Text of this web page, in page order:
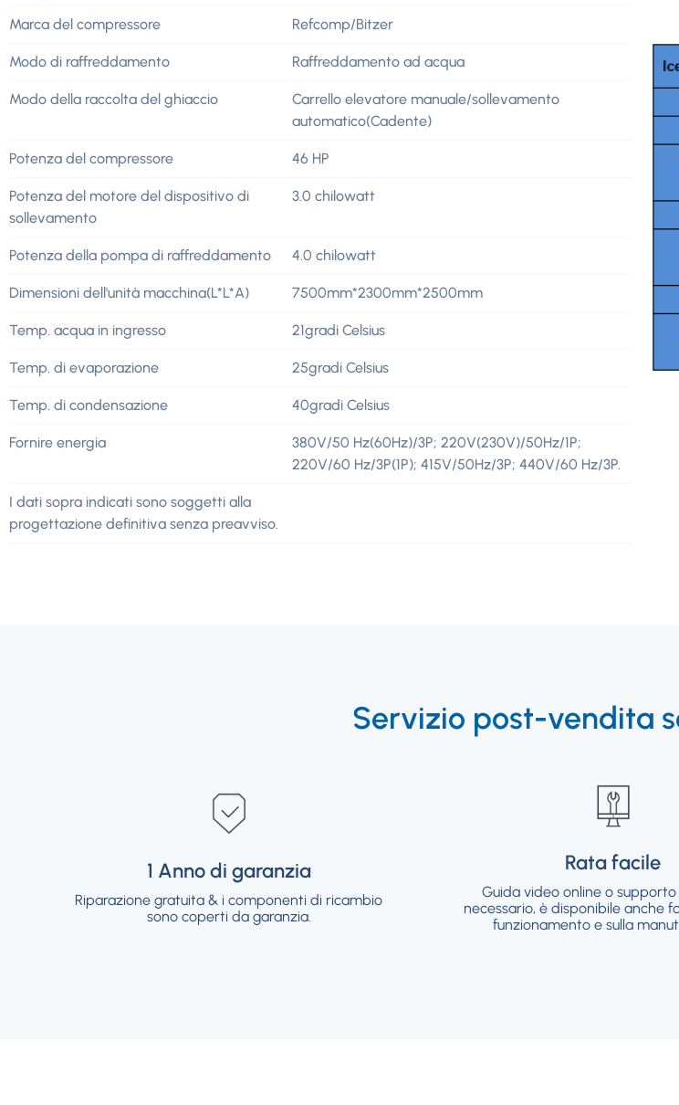
Marca del compressore Refcomp/Bitzer
Modo di raffreddamento Raffreddamento ad acqua
Modo della raccolta del ghiaccio
Carrello elevatore manuale/sollevamento
automatico(Cadente)
Potenza del compressore 46 HP
Potenza del motore del dispositivo di
sollevamento
3.0 chilowatt
Potenza della pompa di raffreddamento 4.0 chilowatt
Dimensioni dell'unità macchina(L*L*A) 7500mm*2300mm*2500mm
Temp. acqua in ingresso 21gradi Celsius
Temp. di evaporazione 25gradi Celsius
Temp. di condensazione 40gradi Celsius
Fornire energia
380V/50 Hz(60Hz)/3P; 220V(230V)/50Hz/1P;
220V/60 Hz/3P(1P); 415V/50Hz/3P; 440V/60 Hz/3P.
I dati sopra indicati sono soggetti alla
progettazione definitiva senza preavviso.
Servizio post-vendita
1 Anno di garanzia
Riparazione gratuita & i componenti di ricambio
sono coperti da garanzia.
1 Anno di garanzia
Riparazione gratuita & i componenti di ricambio
sono coperti da garanzia.
Rata facile
Guida video online o supporto
necessario, è disponibile anche
funzionamento e sulla
Rata facile
Guida video online o supporto
necessario, è disponibile anche
funzionamento e sulla